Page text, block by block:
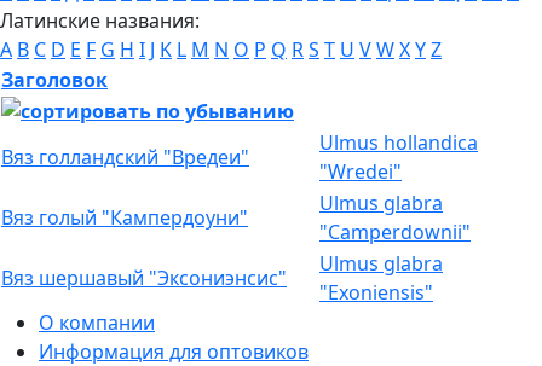
Латинские названия:
A B C D E F G H I J K L M N O P Q RS T U VWXYZ
Заголовок
Вяз голландский "Вредеи"
Ulmus hollandica
"Wredei"
Вяз голый "Кампердоуни"
Ulmus glabra
"Camperdownii"
Вяз шершавый "Эксониэнсис"
Ulmus glabra
"Exoniensis"
О компании
Информация для оптовиков